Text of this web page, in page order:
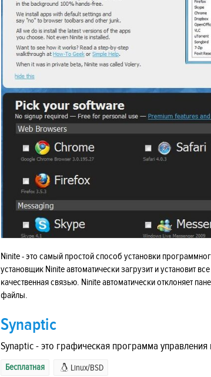
Ninite - это самый простой способ установки
установщик Ninite автоматически загрузит и установит
качественная связью. Ninite автоматически отклоняет
файлы.
Synaptic
Synaptic - это графическая программа управления
Бесплатная Linux/BSD